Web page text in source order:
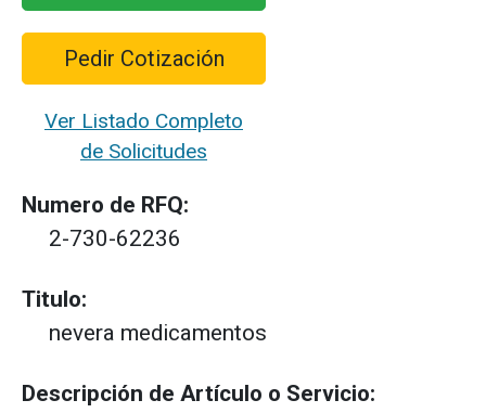
Pedir Cotización
Ver Listado Completo
de Solicitudes
Numero de RFQ:
2-730-62236
Titulo:
nevera medicamentos
Descripción de Artículo o Servicio: